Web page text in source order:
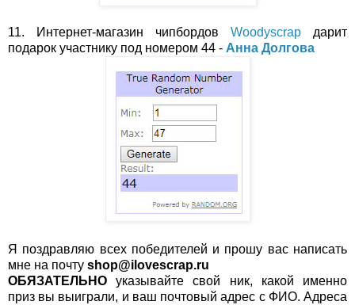
11. Интернет-магазин чипбордов Woodyscrap дарит
подарок участнику под номером 44 - Анна Долгова
Я поздравляю всех победителей и прошу вас написать
мне на почту shop@ilovescrap.ru
ОБЯЗАТЕЛЬНОуказывайте свой ник, какой именно
приз вы выиграли, и ваш почтовый адрес с ФИО. Адреса